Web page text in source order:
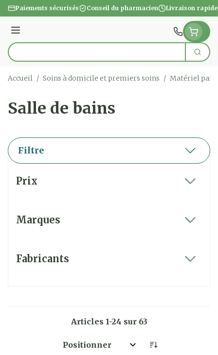
Aller au contenu
Paiements sécurisés Conseil du pharmacien Livraison rapide
Menu
Rechercher
Accueil / Soins à domicile et premiers soins / Matériel
Salle de bains
Filtre
Prix
Marques
Fabricants
Articles 1-24 sur 63
Trier par: